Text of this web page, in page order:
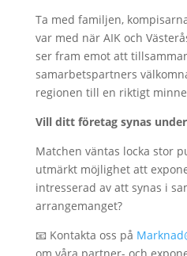
Ta med familjen,
var med när AIK och
ser fram emot att
samarbetspartners
regionen till en riktigt
Vill ditt företag synas
Matchen väntas locka stor
utmärkt möjlighet att
intresserad av att synas i
arrangemanget?
📧 Kontakta oss på